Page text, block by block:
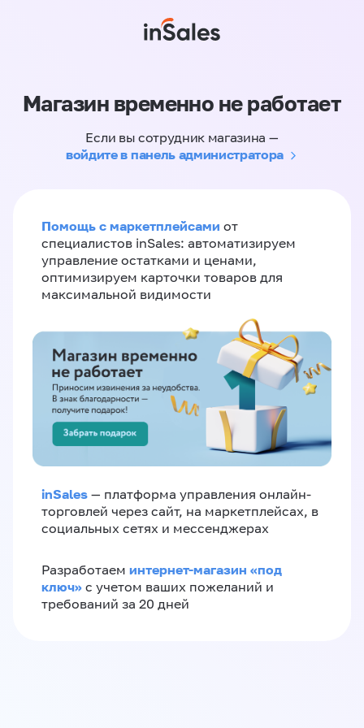
Магазин временно не работает
Если вы сотрудник магазина —
войдите в панель администратора
Помощь с маркетплейсами от
специалистов inSales: автоматизируем
управление остатками и ценами,
оптимизируем карточки товаров для
максимальной видимости
inSales — платформа управления онлайн-
торговлей через сайт, на маркетплейсах, в
социальных сетях и мессенджерах
Разработаем интернет-магазин «‎под
ключ»‎ с учетом ваших пожеланий и
требований за 20 дней